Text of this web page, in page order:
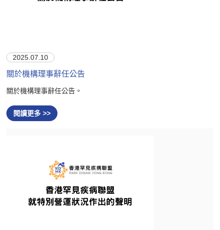
2025.07.10
關於機構理事辭任公告
關於機構理事辭任公告。
閱讀更多 >>